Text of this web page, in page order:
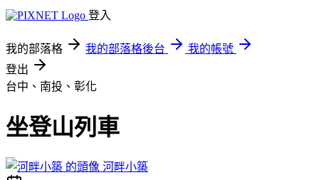
登入
我的部落格 我的部落格後台
我的帳號
登出
台中、南投、彰化
坐登山列車
河畔小築